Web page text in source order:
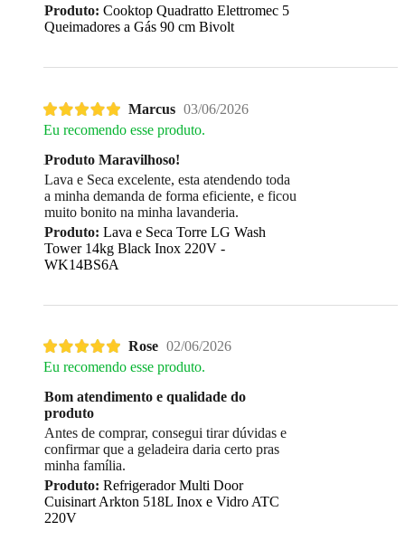
Produto: Cooktop Quadratto Elettromec 5
Queimadores a Gás 90 cm Bivolt
Marcus 03/06/2026
Eu recomendo esse produto.
Produto Maravilhoso!
Lava e Seca excelente, esta atendendo toda
a minha demanda de forma eficiente, e ficou
muito bonito na minha lavanderia.
Produto: Lava e Seca Torre LG Wash
Tower 14kg Black Inox 220V -
WK14BS6A
Rose 02/06/2026
Eu recomendo esse produto.
Bom atendimento e qualidade do
produto
Antes de comprar, consegui tirar dúvidas e
confirmar que a geladeira daria certo pras
minha família.
Produto: Refrigerador Multi Door
Cuisinart Arkton 518L Inox e Vidro ATC
220V